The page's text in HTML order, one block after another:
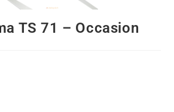
TS 71 – Occasion